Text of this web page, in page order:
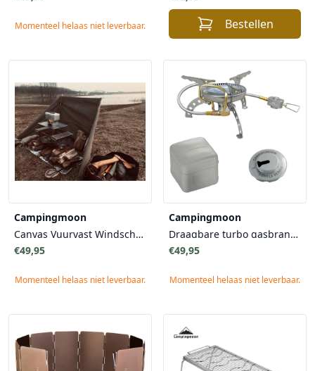
Momenteel helaas niet leverbaar. Bestellen
Campingmoon
Canvas Vuurvast Windscherm
€49,95
Momenteel helaas niet leverbaar.
Campingmoon
Draagbare turbo gasbrander EN417
€49,95
Momenteel helaas niet leverbaar.